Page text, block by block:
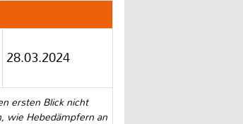
28.03.2024
ersten Blick nicht
wie Hebedämpfern an